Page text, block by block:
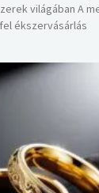
világában A
ékszervásárlás